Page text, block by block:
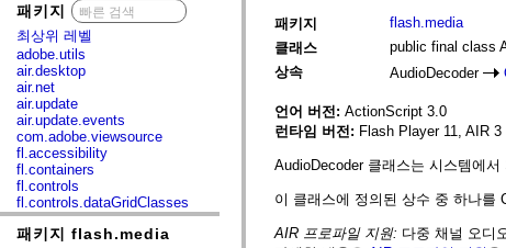
패키지
최상위 레벨
adobe.utils
air.desktop
air.net
air.update
air.update.events
com.adobe.viewsource
fl.accessibility
fl.containers
fl.controls
fl.controls.dataGridClasses
fl.controls.listClasses
fl.controls.progressBarClasses
패키지 flash.media
패키지
flash.media
클래스
public final class
상속
AudioDecoder
언어 버전: ActionScript 3.0
런타임 버전: Flash Player 11, AIR 3
AudioDecoder 클래스는 시스템에
이 클래스에 정의된 상수 중 하나를
AIR 프로파일 지원: 다중 채널 오디